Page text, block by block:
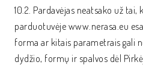
10.2. Pardavėjas neatsako už
parduotuvėje www.nerasa.eu
forma ar kitais parametrais gali
dydžio, formų ir spalvos dėl